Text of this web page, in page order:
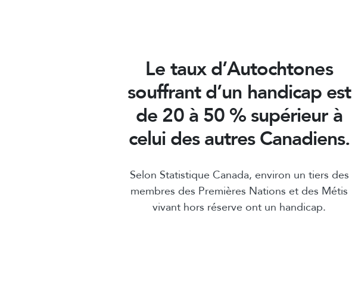
Le taux d’Autochtones
souffrant d’un handicap est
de 20 à 50 % supérieur à
celui des autres Canadiens.
Selon Statistique Canada, environ un tiers des
membres des Premières Nations et des Métis
vivant hors réserve ont un handicap.